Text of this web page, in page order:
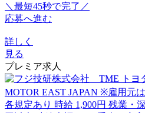
＼最短45秒で完了／
応募へ進む
詳しく
見る
プレミア求人